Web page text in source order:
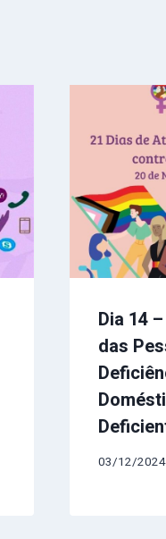
Dia 14
das
03/12/2024